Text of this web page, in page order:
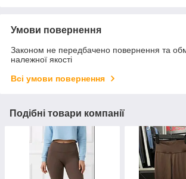
Умови повернення
Законом не передбачено повернення та
належної якості
Всі умови повернення
Подібні товари компанії